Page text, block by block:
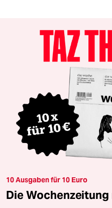
10 Ausgaben für 10 Euro
Die